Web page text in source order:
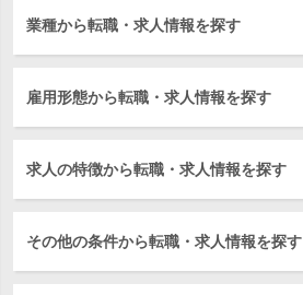
業種から転職・求人情報を探す
雇用形態から転職・求人情報を探す
求人の特徴から転職・求人情報を探す
その他の条件から転職・求人情報を探す